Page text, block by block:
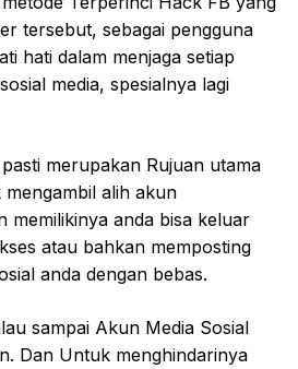
tersebut, sebagai pengguna
hati dalam menjaga setiap
media, spesialnya lagi
merupakan Rujuan utama
alih akun
memilikinya anda bisa keluar
atau bahkan memposting
anda dengan bebas.
sampai Akun Media Sosial
Dan Untuk menghindarinya